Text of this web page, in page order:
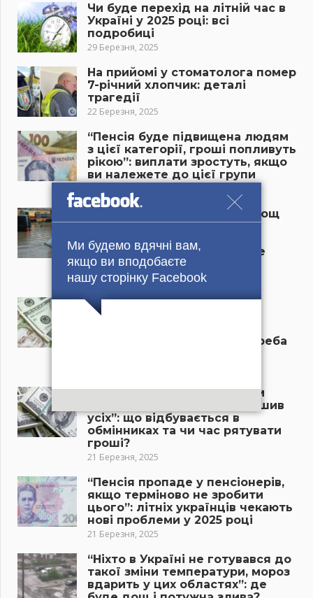
Ми будемо вдячні вам,
якщо ви вподобаєте
нашу сторінку Facebook
Чи буде перехід на літній час в
Україні у 2025 році: всі
подробиці
29 Березня, 2025
На прийомі у стоматолога помер
7-річний хлопчик: деталі
трагедії
22 Березня, 2025
“Пенсія буде підвищена людям
з цієї категорії, гроші попливуть
рікою”: виплати зростуть, якщо
ви належете до цієї групи
Потужна злива і могутній дощ
хлинуть на авто і дороги,
прогноз налякав самих
синоптиків: куди завтра пре
мороз і снігопад?
22 Березня, 2025
“Новий курс долара в
українських банках
тепер коштує валюта, чи треба
“Долар різко змінив напрям
руху, курс валют приголомшив
усіх”: що відбувається в
обмінниках та чи час рятувати
гроші?
21 Березня, 2025
“Пенсія пропаде у пенсіонерів,
якщо терміново не зробити
цього”: літніх українців чекають
нові проблеми у 2025 році
21 Березня, 2025
“Ніхто в Україні не готувався до
такої зміни температури, мороз
вдарить у цих областях”: де